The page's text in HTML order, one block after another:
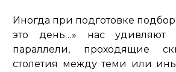
Иногда при подготовке
это день…» нас удивляют
параллели, проходящие
столетия между теми или